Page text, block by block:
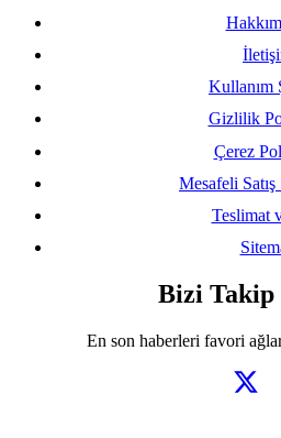
Kullanım
Gizlilik
Çerez
Mesafeli Satış
Teslimat
Bizi Takip
En son haberleri favori